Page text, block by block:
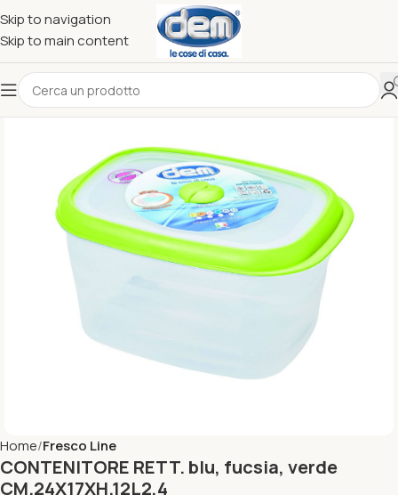
Skip to navigation
Skip to main content
Home Fresco Line
CONTENITORE RETT. blu, fucsia, verde
CM.24X17XH.12L2,4